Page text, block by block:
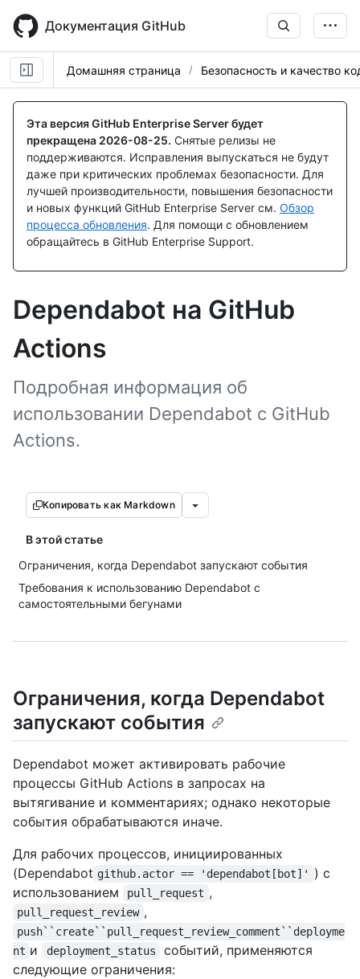
main
content
Документация GitHub
Домашняя страница Безопасность и качество
Эта версия GitHub Enterprise Server будет
прекращена 2026-08-25. Снятые релизы не
поддерживаются. Исправления выпускаться не будут
даже при критических проблемах безопасности. Для
лучшей производительности, повышения безопасности
и новых функций GitHub Enterprise Server см. Обзор
процесса обновления. Для помощи с обновлением
обращайтесь в GitHub Enterprise Support.
Dependabot на GitHub
Actions
Подробная информация об
использовании Dependabot с GitHub
Actions.
Копировать как Markdown
В этой статье
Ограничения, когда Dependabot запускают события
Требования к использованию Dependabot с
самостоятельными бегунами
Ограничения, когда Dependabot
запускают события
Dependabot может активировать рабочие
процессы GitHub Actions в запросах на
вытягивание и комментариях; однако некоторые
события обрабатываются иначе.
Для рабочих процессов, инициированных
(Dependabot github.actor == 'dependabot[bot]'
) с
использованием
pull_request ,
pull_request_review ,
push``create``pull_request_review_comment``deployme
nt и deployment_status
событий, применяются
следующие ограничения: